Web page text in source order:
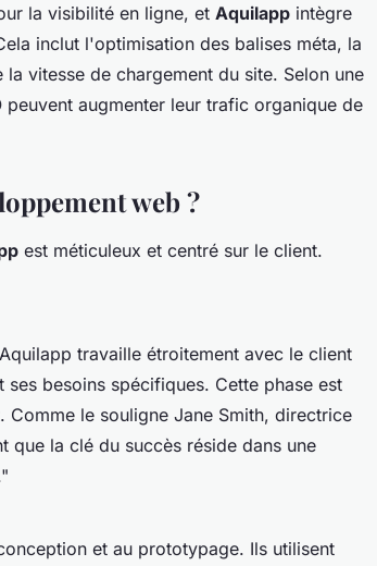
la visibilité en ligne, et Aquilapp intègre
inclut l'optimisation des balises méta, la
vitesse de chargement du site. Selon une
augmenter leur trafic organique de
web ?
est méticuleux et centré sur le client.
travaille étroitement avec le client
besoins spécifiques. Cette phase est
Comme le souligne Jane Smith, directrice
la clé du succès réside dans une
et au prototypage. Ils utilisent